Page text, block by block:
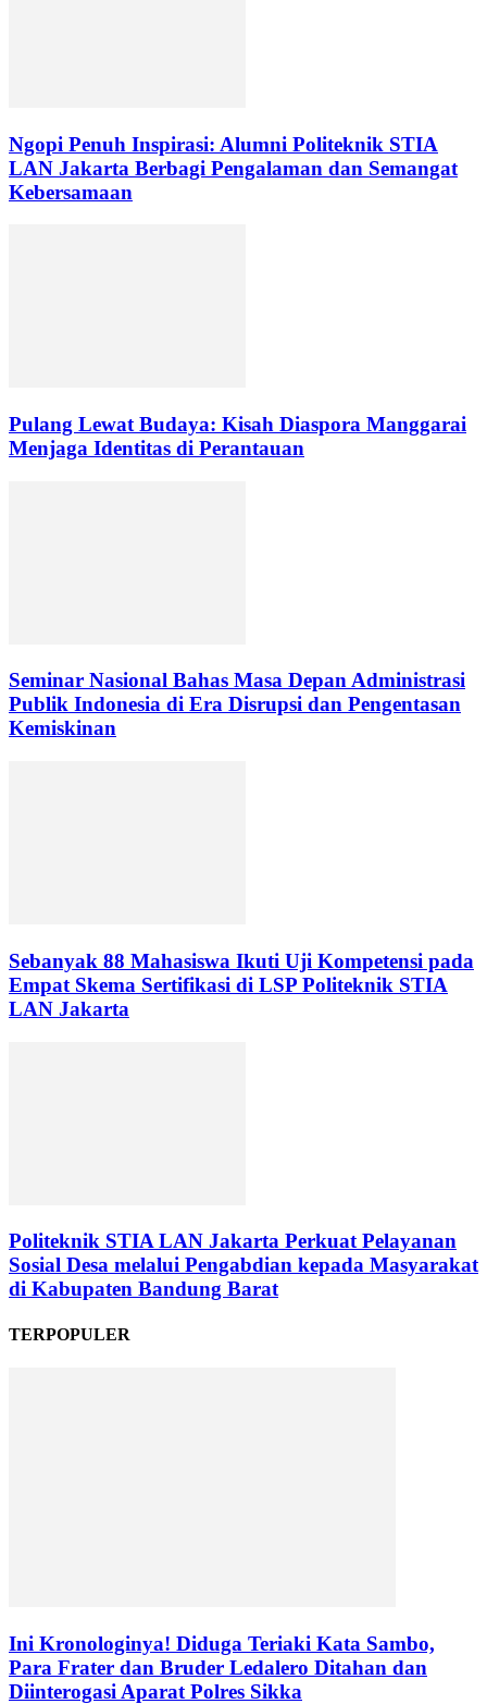
Ngopi Penuh Inspirasi: Alumni Politeknik STIA
LAN Jakarta Berbagi Pengalaman dan Semangat
Kebersamaan
Pulang Lewat Budaya: Kisah Diaspora Manggarai
Menjaga Identitas di Perantauan
Seminar Nasional Bahas Masa Depan Administrasi
Publik Indonesia di Era Disrupsi dan Pengentasan
Kemiskinan
Sebanyak 88 Mahasiswa Ikuti Uji Kompetensi pada
Empat Skema Sertifikasi di LSP Politeknik STIA
LAN Jakarta
Politeknik STIA LAN Jakarta Perkuat Pelayanan
Sosial Desa melalui Pengabdian kepada Masyarakat
di Kabupaten Bandung Barat
TERPOPULER
Ini Kronologinya! Diduga Teriaki Kata Sambo,
Para Frater dan Bruder Ledalero Ditahan dan
Diinterogasi Aparat Polres Sikka